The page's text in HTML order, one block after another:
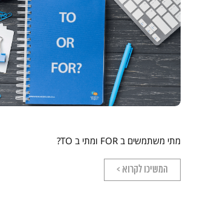
מתי משתמשים ב FOR ומתי ב TO?
המשיכו לקרוא >